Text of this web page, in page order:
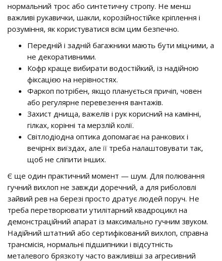
нормальний трос або синтетичну стропу. Не менш
важливі рукавички, шакли, корозійностійке кріплення і
розуміння, як користуватися всім цим безпечно.
Передній і задній багажники мають бути міцними, а
не декоративними.
Кофр краще вибирати водостійкий, із надійною
фіксацією на нерівностях.
Фаркоп потрібен, якщо планується причіп, човен
або регулярне перевезення вантажів.
Захист днища, важелів і рук корисний на камінні,
гілках, корінні та мерзлій колії.
Світлодіодна оптика допомагає на ранкових і
вечірніх виїздах, але її треба налаштовувати так,
щоб не сліпити інших.
Є ще один практичний момент — шум. Для полювання
гучний вихлоп не завжди доречний, а для риболовлі
зайвий рев на березі просто дратує людей поруч. Не
треба перетворювати утилітарний квадроцикл на
демонстраційний апарат із максимально гучним звуком.
Надійний штатний або сертифікований вихлоп, справна
трансмісія, нормальні підшипники і відсутність
металевого брязкоту часто важливіші за агресивний